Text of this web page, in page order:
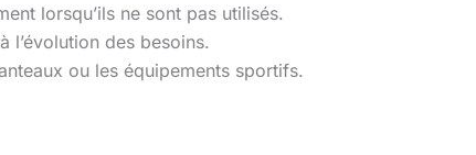
lorsqu’ils ne sont pas utilisés.
l’évolution des besoins.
ou les équipements sportifs.